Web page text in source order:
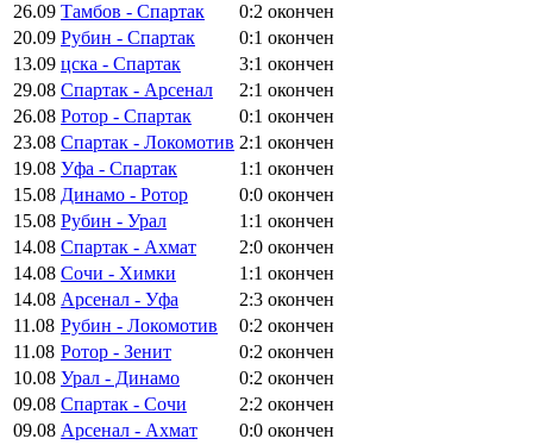
26.09 Тамбов - Спартак 0:2 окончен
20.09 Рубин - Спартак 0:1 окончен
13.09 цска - Спартак 3:1 окончен
29.08 Спартак - Арсенал 2:1 окончен
26.08 Ротор - Спартак 0:1 окончен
23.08 Спартак - Локомотив 2:1 окончен
19.08 Уфа - Спартак 1:1 окончен
15.08 Динамо - Ротор 0:0 окончен
15.08 Рубин - Урал 1:1 окончен
14.08 Спартак - Ахмат 2:0 окончен
14.08 Сочи - Химки 1:1 окончен
14.08 Арсенал - Уфа 2:3 окончен
11.08 Рубин - Локомотив 0:2 окончен
11.08 Ротор - Зенит 0:2 окончен
10.08 Урал - Динамо 0:2 окончен
09.08 Спартак - Сочи 2:2 окончен
09.08 Арсенал - Ахмат 0:0 окончен